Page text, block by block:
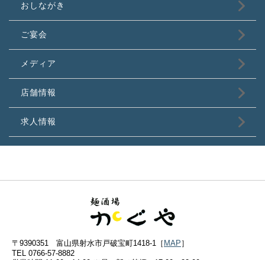
おしながき
ご宴会
メディア
店舗情報
求人情報
〒9390351 富山県射水市戸破宝町1418-1［ MAP ］
TEL 0766-57-8882